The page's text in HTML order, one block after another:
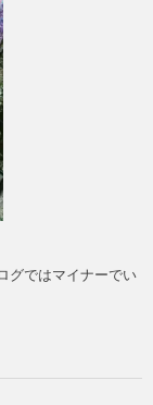
グではマイナーでい